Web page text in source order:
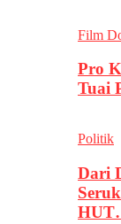
Film
Pro
Tuai
Politik
Dari